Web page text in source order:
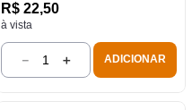
R$ 22,50
à vista
＋
－ ADICIONAR